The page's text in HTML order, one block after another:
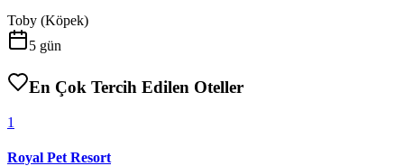
Toby (Köpek)
5 gün
En Çok Tercih Edilen Oteller
1
Royal Pet Resort